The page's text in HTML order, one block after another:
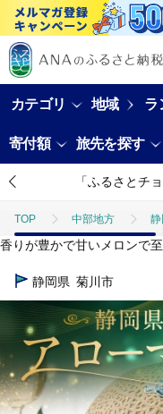
カテゴリ 地域 ラ
寄付額 旅先を探す
「ふるさとチ
TOP 中部地方
TOP フルーツ
TOP フルーツ
TOP 定期便 【
定期便 フル
香りが豊かで甘いメロンで
静岡県 菊川市